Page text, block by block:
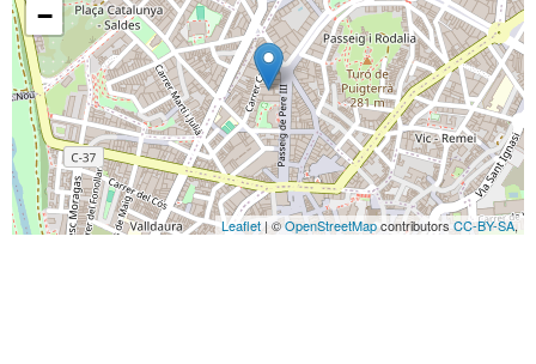
−
Leaflet | ©OpenStreetMapcontributorsCC-BY-SA,